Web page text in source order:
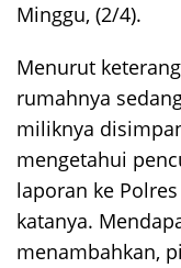
Minggu, (2/4).
Menurut
rumahnya
miliknya
mengetahui
laporan ke
katanya.
menambahkan,